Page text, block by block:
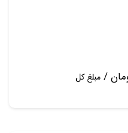
مبلغ کل